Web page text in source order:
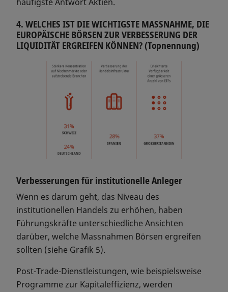
4. WELCHES IST DIE WICHTIGSTE MASSNAHME, DIE
EUROPÄISCHE BÖRSEN ZUR VERBESSERUNG DER
LIQUIDITÄT ERGREIFEN KÖNNEN? (Topnennung)
Verbesserungen für institutionelle Anleger
Wenn es darum geht, das Niveau des
institutionellen Handels zu erhöhen, haben
Führungskräfte unterschiedliche Ansichten
darüber, welche Massnahmen Börsen ergreifen
sollten (siehe Grafik 5).
Post-Trade-Dienstleistungen, wie beispielsweise
Programme zur Kapitaleffizienz, werden